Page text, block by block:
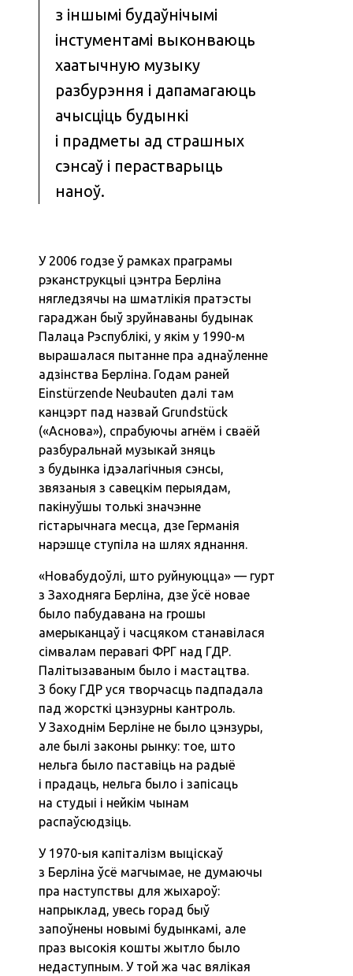
з іншымі будаўнічымі
інстументамі выконваюць
хаатычную музыку
разбурэння і дапамагаюць
ачысціць будынкі
і прадметы ад страшных
сэнсаў і перастварыць
наноў.
У 2006 годзе ў рамках праграмы
рэканструкцыі цэнтра Берліна
нягледзячы на шматлікія пратэсты
гараджан быў зруйнаваны будынак
Палаца Рэспублікі, у якім у 1990-м
вырашалася пытанне пра аднаўленне
адзінства Берліна. Годам раней
Einstürzende Neubauten далі там
канцэрт пад назвай Grundstück
(«Аснова»), спрабуючы агнём і сваёй
разбуральнай музыкай зняць
з будынка ідэалагічныя сэнсы,
звязаныя з савецкім перыядам,
пакінуўшы толькі значэнне
гістарычнага месца, дзе Германія
нарэшце ступіла на шлях яднання.
«Новабудоўлі, што руйнуюцца» — гурт
з Заходняга Берліна, дзе ўсё новае
было пабудавана на грошы
амерыканцаў і часцяком станавілася
сімвалам перавагі ФРГ над ГДР.
Палітызаваным было і мастацтва.
З боку ГДР уся творчасць падпадала
пад жорсткі цэнзурны кантроль.
У Заходнім Берліне не было цэнзуры,
але былі законы рынку: тое, што
нельга было паставіць на радыё
і прадаць, нельга было і запісаць
на студыі і нейкім чынам
распаўсюдзіць.
У 1970-ыя капіталізм выціскаў
з Берліна ўсё магчымае, не думаючы
пра наступствы для жыхароў:
напрыклад, увесь горад быў
запоўнены новымі будынкамі, але
праз высокія кошты жытло было
недаступным. У той жа час вялікая